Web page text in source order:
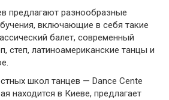
предлагают разнообразные
включающие в себя такие
балет, современный
степ, латиноамериканские танцы и
школ танцев — Dance Cente
находится в Киеве, предлагает